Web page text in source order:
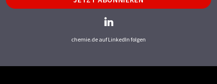
chemie.de auf LinkedIn folgen